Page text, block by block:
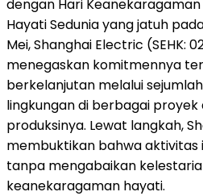
dengan Hari Keanekaragaman
Hayati Sedunia yang jatuh
Mei, Shanghai Electric (SEHK:
menegaskan komitmennya
berkelanjutan melalui
lingkungan di berbagai proyek
produksinya. Lewat langkah,
membuktikan bahwa
tanpa mengabaikan
keanekaragaman hayati.